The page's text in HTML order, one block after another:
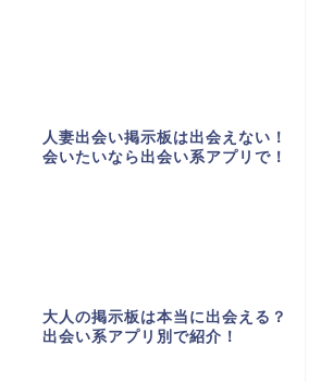
人妻出会い掲示板は出会えない！
会いたいなら出会い系アプリで！
大人の掲示板は本当に出会える？
出会い系アプリ別で紹介！